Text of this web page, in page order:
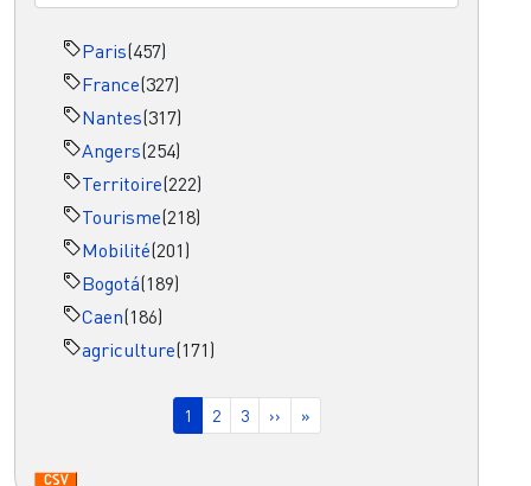
Paris(457)
France(327)
Nantes(317)
Angers(254)
Territoire(222)
Tourisme(218)
Mobilité(201)
Bogotá(189)
Caen(186)
agriculture(171)
Page courante
1 Page
2 Page
3 Page suivante
›› Dernière page
»